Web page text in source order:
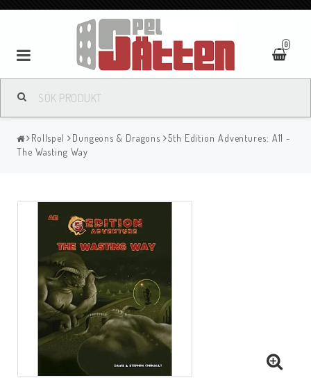
0
Rollspel Dungeons & Dragons
5th Edition Adventures: A11 -
The Wasting Way